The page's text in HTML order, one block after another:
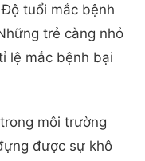
tuổi mắc bệnh
trẻ càng nhỏ
lệ mắc bệnh bại
môi trường
được sự khô